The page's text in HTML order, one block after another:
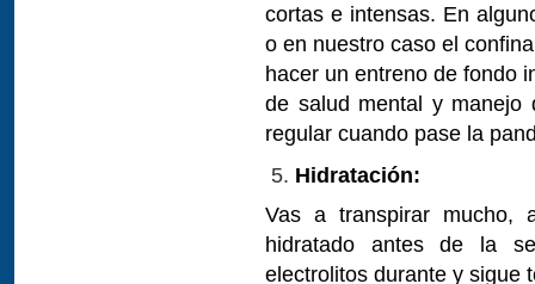
cortas e intensas. En
o en nuestro caso el
hacer un entreno de fondo
de salud mental y manejo
regular cuando pase la
Hidratación:
Vas a transpirar mucho,
hidratado antes de la
electrolitos durante y sigue